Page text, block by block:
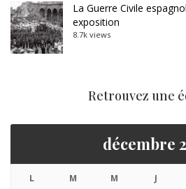
La Guerre Civile
exposition
8.7k views
Retrouvez une
décembre
L M M J